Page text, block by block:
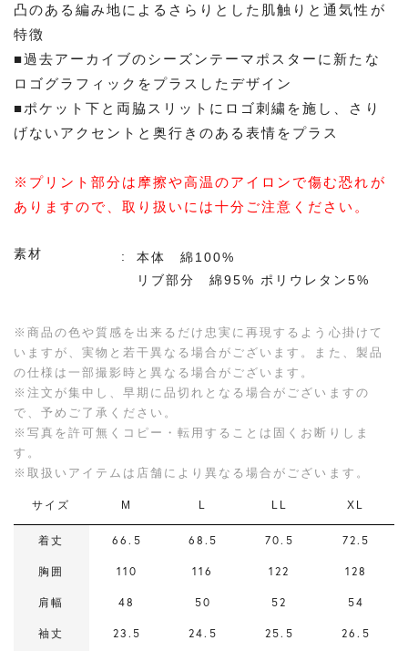
凸のある編み地によるさらりとした肌触りと通気性が
特徴
■過去アーカイブのシーズンテーマポスターに新たな
ロゴグラフィックをプラスしたデザイン
■ポケット下と両脇スリットにロゴ刺繍を施し、さり
げないアクセントと奥行きのある表情をプラス
※プリント部分は摩擦や高温のアイロンで傷む恐れが
ありますので、取り扱いには十分ご注意ください。
素材
本体 綿100%
リブ部分 綿95% ポリウレタン5%
※商品の色や質感を出来るだけ忠実に再現するよう心掛けて
いますが、実物と若干異なる場合がございます。また、製品
の仕様は一部撮影時と異なる場合がございます。
※注文が集中し、早期に品切れとなる場合がございますの
で、予めご了承ください。
※写真を許可無くコピー・転用することは固くお断りしま
す。
※取扱いアイテムは店舗により異なる場合がございます。
サイズ M L LL XL
着丈 66.5 68.5 70.5 72.5
胸囲 110 116 122 128
肩幅 48 50 52 54
袖丈 23.5 24.5 25.5 26.5